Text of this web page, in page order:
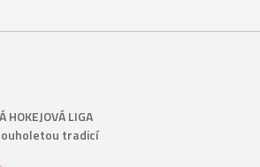
HOKEJOVÁ LIGA
tradicí